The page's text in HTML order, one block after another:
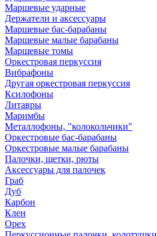
Маршевые ударные
Держатели и аксессуары
Маршевые бас-барабаны
Маршевые малые барабаны
Маршевые томы
Оркестровая перкуссия
Вибрафоны
Другая оркестровая перкуссия
Ксилофоны
Литавры
Маримбы
Металлофоны, "колокольчики"
Оркестровые бас-барабаны
Оркестровые малые барабаны
Палочки, щетки, рюты
Аксессуары для палочек
Граб
Дуб
Карбон
Клен
Орех